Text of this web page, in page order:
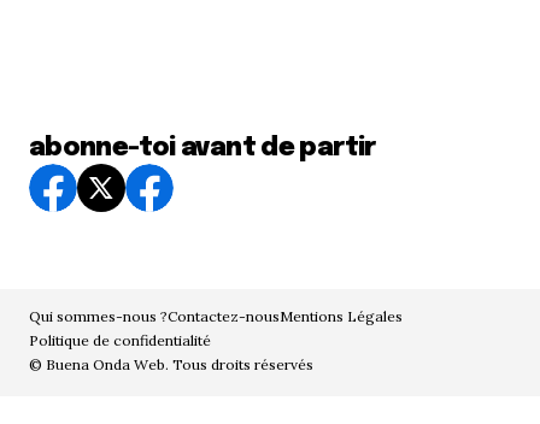
abonne-toi avant de partir
Qui sommes-nous ?Contactez-nousMentions Légales
Politique de confidentialité
© Buena Onda Web. Tous droits réservés